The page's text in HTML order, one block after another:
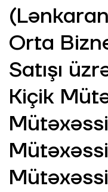
Orta
Satışı
Kiçik